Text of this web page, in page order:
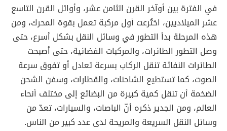
في الفترة بين أوآخر القرن الثامن عشر، وأوائل القرن التاسع
عشر الميلاديين، اختُرعت أول مركبة تعمل بقوة المحرك، ومن
هذه المرحلة بدأ التطور في وسائل النقل بشكل أسرع، حتى
وصل التطور الطائرات، والمركبات الفضائية، حتى أصبحت
الطائرات النفاثة تنقل الركاب بسرعة تعادل أو تفوق سرعة
الصوت، كما تستطيع الشاحنات، والقطارات، وسفن الشحن
الضخمة أن تنقل كمية كبيرة من البضائع إلى مختلف أنحاء
العالم، ومن الجدير ذكره أنّ الباصات، والسيارات، تعدّ من
وسائل النقل السريعة والمريحة لدى عدد كبير من الناس.